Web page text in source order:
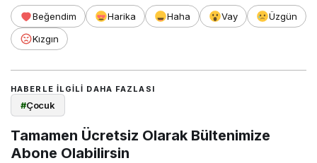
Beğendim Harika Haha Vay
Üzgün
Kızgın
HABERLE ILGILI DAHA FAZLASI
#Çocuk
Tamamen Ücretsiz Olarak Bültenimize
Abone Olabilirsin